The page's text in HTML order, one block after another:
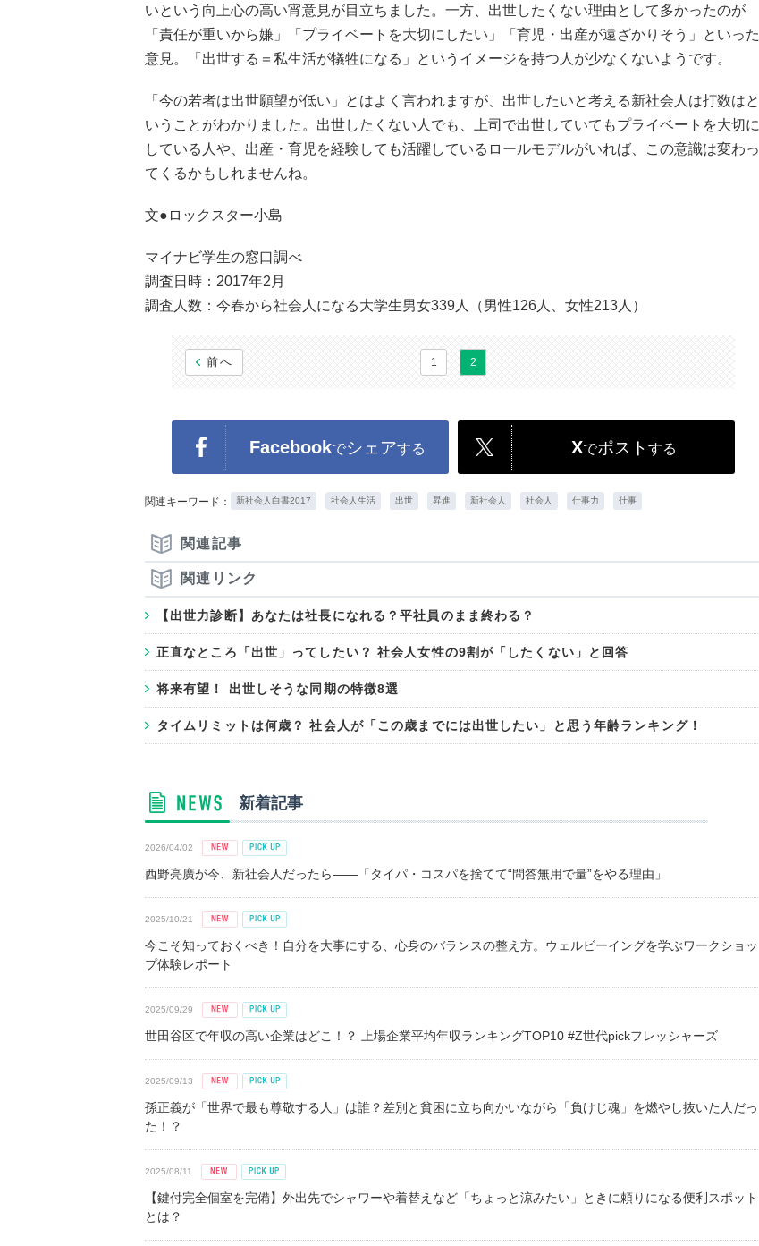
いという向上心の高い宵意見が目立ちました。一方、出世したくない理由として多かったのが
「責任が重いから嫌」「プライベートを大切にしたい」「育児・出産が遠ざかりそう」といった
意見。「出世する＝私生活が犠牲になる」というイメージを持つ人が少なくないようです。
「今の若者は出世願望が低い」とはよく言われますが、出世したいと考える新社会人は打数はと
いうことがわかりました。出世したくない人でも、上司で出世していてもプライベートを大切に
している人や、出産・育児を経験しても活躍しているロールモデルがいれば、この意識は変わっ
てくるかもしれませんね。
文●ロックスター小島
マイナビ学生の窓口調べ
調査日時：2017年2月
調査人数：今春から社会人になる大学生男女339人（男性126人、女性213人）
前へ 1 2
Facebookでシェアする Xでポスト する
関連キーワード： 新社会人白書2017 社会人生活 出世 昇進 新社会人 社会人 仕事力 仕事
関連記事
関連リンク
【出世力診断】あなたは社長になれる？平社員のまま終わる？
正直なところ「出世」ってしたい？ 社会人女性の9割が「したくない」と回答
将来有望！ 出世しそうな同期の特徴8選
タイムリミットは何歳？ 社会人が「この歳までには出世したい」と思う年齢ランキング！
新着記事
2026/04/02
西野亮廣が今、新社会人だったら――「タイパ・コスパを捨てて“問答無用で量”をやる理由」
2025/10/21
今こそ知っておくべき！自分を大事にする、心身のバランスの整え方。ウェルビーイングを学ぶワークショッ
プ体験レポート
2025/09/29
世田谷区で年収の高い企業はどこ！？ 上場企業平均年収ランキングTOP10 #Z世代pickフレッシャーズ
2025/09/13
孫正義が「世界で最も尊敬する人」は誰？差別と貧困に立ち向かいながら「負けじ魂」を燃やし抜いた人だっ
た！？
2025/08/11
【鍵付完全個室を完備】外出先でシャワーや着替えなど「ちょっと涼みたい」ときに頼りになる便利スポット
とは？